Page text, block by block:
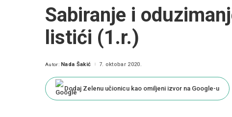
Sabiranje i
listići (1.r.)
Posted
Autor: Nada Šakić 7. oktobar 2020.
Dodaj Zelenu učionicu kao omiljeni izvor na Google-u